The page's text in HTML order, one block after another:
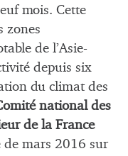
mois. Cette
zones
de l’Asie-
depuis six
du climat des
national des
de la France
de mars 2016 sur